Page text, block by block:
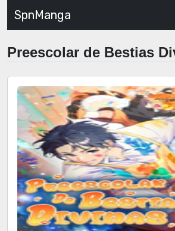
SpnManga
Preescolar de Bestias